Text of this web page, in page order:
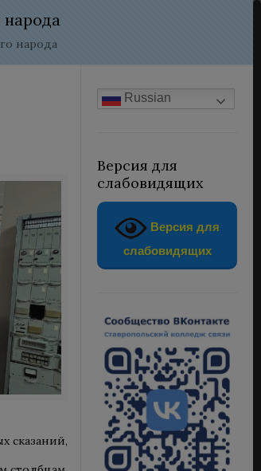
народа
народа
сказаний,
Russian
Версия для
слабовидящих
Версия для
слабовидящих